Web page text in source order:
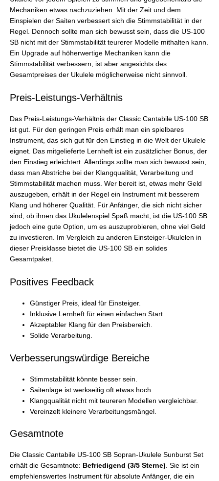
Mechaniken etwas nachzuziehen. Mit der Zeit und dem
Einspielen der Saiten verbessert sich die Stimmstabilität in der
Regel. Dennoch sollte man sich bewusst sein, dass die US-100
SB nicht mit der Stimmstabilität teurerer Modelle mithalten kann.
Ein Upgrade auf höherwertige Mechaniken kann die
Stimmstabilität verbessern, ist aber angesichts des
Gesamtpreises der Ukulele möglicherweise nicht sinnvoll.
Preis-Leistungs-Verhältnis
Das Preis-Leistungs-Verhältnis der Classic Cantabile US-100 SB
ist gut. Für den geringen Preis erhält man ein spielbares
Instrument, das sich gut für den Einstieg in die Welt der Ukulele
eignet. Das mitgelieferte Lernheft ist ein zusätzlicher Bonus, der
den Einstieg erleichtert. Allerdings sollte man sich bewusst sein,
dass man Abstriche bei der Klangqualität, Verarbeitung und
Stimmstabilität machen muss. Wer bereit ist, etwas mehr Geld
auszugeben, erhält in der Regel ein Instrument mit besserem
Klang und höherer Qualität. Für Anfänger, die sich nicht sicher
sind, ob ihnen das Ukulelenspiel Spaß macht, ist die US-100 SB
jedoch eine gute Option, um es auszuprobieren, ohne viel Geld
zu investieren. Im Vergleich zu anderen Einsteiger-Ukulelen in
dieser Preisklasse bietet die US-100 SB ein solides
Gesamtpaket.
Positives Feedback
Günstiger Preis, ideal für Einsteiger.
Inklusive Lernheft für einen einfachen Start.
Akzeptabler Klang für den Preisbereich.
Solide Verarbeitung.
Verbesserungswürdige Bereiche
Stimmstabilität könnte besser sein.
Saitenlage ist werkseitig oft etwas hoch.
Klangqualität nicht mit teureren Modellen vergleichbar.
Vereinzelt kleinere Verarbeitungsmängel.
Gesamtnote
Die Classic Cantabile US-100 SB Sopran-Ukulele Sunburst Set
erhält die Gesamtnote: Befriedigend (3/5 Sterne). Sie ist ein
empfehlenswertes Instrument für absolute Anfänger, die ein